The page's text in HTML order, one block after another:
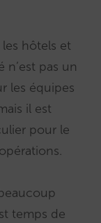
hôtels et
n’est pas un
les équipes
il est
pour le
temps de